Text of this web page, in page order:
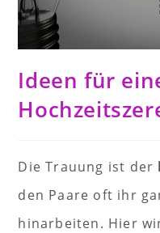
Ideen für
Die Trauung ist der
den Paare oft ihr
hinarbeiten. Hier